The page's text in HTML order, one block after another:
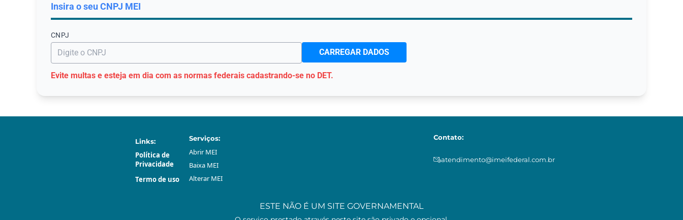
Insira o seu CNPJ МЕI
CNPJ
CARREGAR DADOS
Evite multas e esteja em dia com as normas federais cadastrando-se no DET.
Links:
Política de
Privacidade
Termo de uso
Serviços:
Abrir МЕI
Baixa МЕI
Alterar МЕI
Contato:
atendimento@imeifederal.com.br
ESTE NÃO É UM SITE GOVERNAMENTAL